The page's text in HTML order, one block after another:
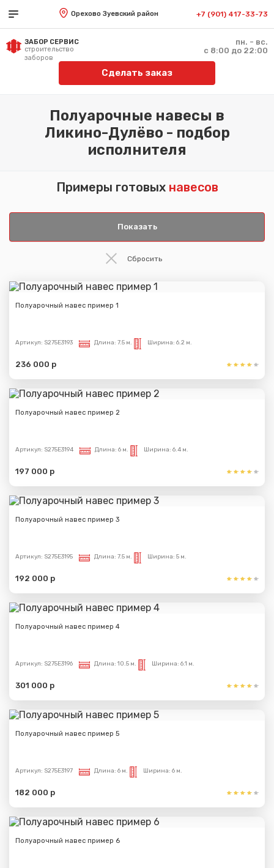
Орехово Зуевский район +7 (901) 417-33-73
ЗАБОР СЕРВИС
строительство
заборов
пн. - вс.
с 8:00 до 22:00
Сделать заказ
Полуарочные навесы в
Ликино-Дулёво - подбор
исполнителя
Примеры готовых навесов
Полуарочный навес пример 1
Артикул: S275E3193 Длина: 7.5 м. Ширина: 6.2 м.
236 000 р
Полуарочный навес пример 2
Артикул: S275E3194 Длина: 6 м. Ширина: 6.4 м.
197 000 р
Полуарочный навес пример 3
Артикул: S275E3195 Длина: 7.5 м. Ширина: 5 м.
192 000 р
Полуарочный навес пример 4
Артикул: S275E3196 Длина: 10.5 м. Ширина: 6.1 м.
301 000 р
Полуарочный навес пример 5
Артикул: S275E3197 Длина: 6 м. Ширина: 6 м.
182 000 р
Полуарочный навес пример 6